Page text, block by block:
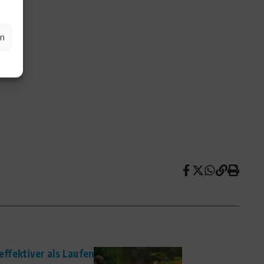
als Laufen